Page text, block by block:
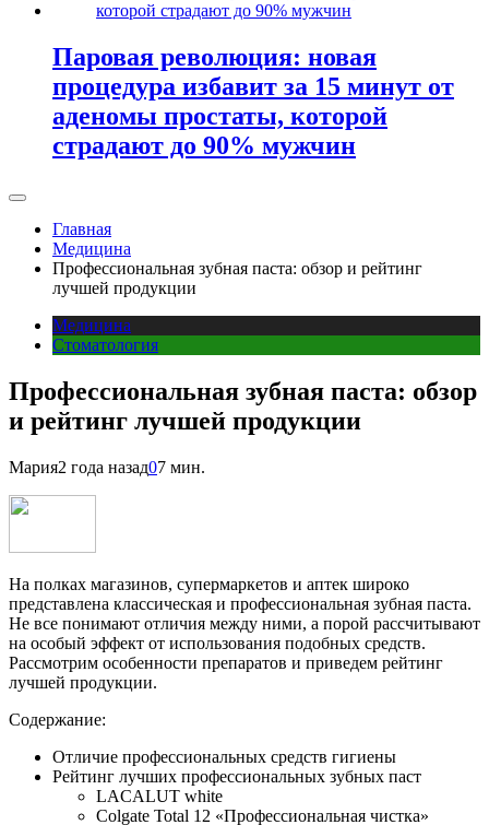
Паровая революция: новая
процедура избавит за 15 минут от
аденомы простаты, которой
страдают до 90% мужчин
Главная
Медицина
Профессиональная зубная паста: обзор и рейтинг
лучшей продукции
Медицина
Стоматология
Профессиональная зубная паста: обзор
и рейтинг лучшей продукции
Мария2 года назад07 мин.
На полках магазинов, супермаркетов и аптек широко
представлена классическая и профессиональная зубная паста.
Не все понимают отличия между ними, а порой рассчитывают
на особый эффект от использования подобных средств.
Рассмотрим особенности препаратов и приведем рейтинг
лучшей продукции.
Содержание:
Отличие профессиональных средств гигиены
Рейтинг лучших профессиональных зубных паст
LACALUT white
Colgate Total 12 «Профессиональная чистка»